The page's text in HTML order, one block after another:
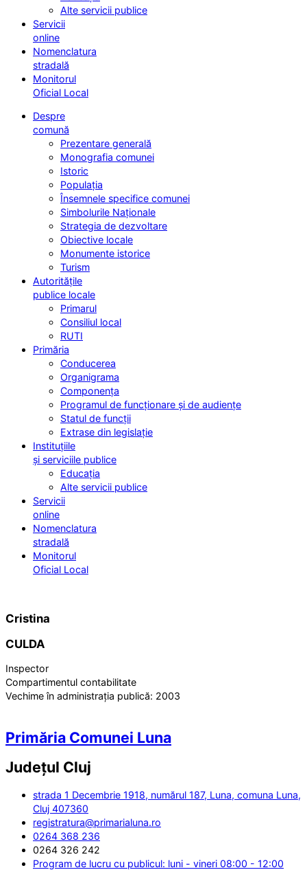
Alte servicii publice
Servicii
online
Nomenclatura
stradală
Monitorul
Oficial Local
Despre
comună
Prezentare generală
Monografia comunei
Istoric
Populația
Însemnele specifice comunei
Simbolurile Naționale
Strategia de dezvoltare
Obiective locale
Monumente istorice
Turism
Autoritățile
publice locale
Primarul
Consiliul local
RUTI
Primăria
Conducerea
Organigrama
Componența
Programul de funcționare și de audiențe
Statul de funcții
Extrase din legislație
Instituțiile
și serviciile publice
Educația
Alte servicii publice
Servicii
online
Nomenclatura
stradală
Monitorul
Oficial Local
Cristina
CULDA
Inspector
Compartimentul contabilitate
Vechime în administrația publică: 2003
Primăria Comunei Luna
Județul Cluj
strada 1 Decembrie 1918, numărul 187, Luna, comuna Luna,
Cluj 407360
registratura@primarialuna.ro
0264 368 236
0264 326 242
Program de lucru cu publicul: luni - vineri 08:00 - 12:00